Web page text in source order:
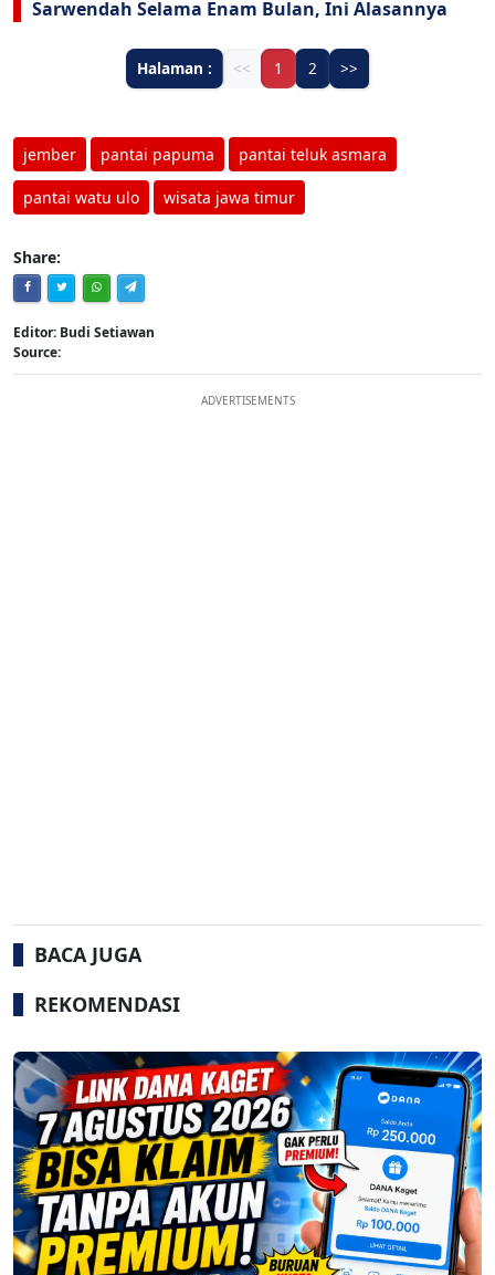
Sarwendah Selama Enam Bulan, Ini Alasannya
Halaman : << 1 2 >>
jember pantai papuma pantai teluk asmara
pantai watu ulo wisata jawa timur
Share:
Editor: Budi Setiawan
Source:
ADVERTISEMENTS
BACA JUGA
REKOMENDASI